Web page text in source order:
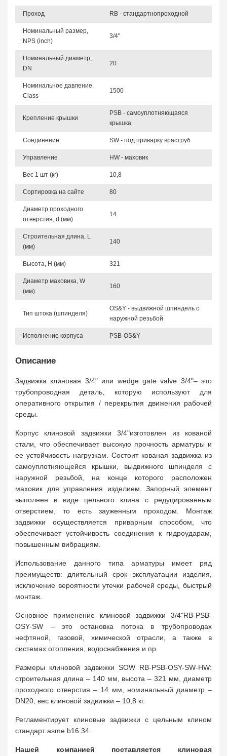
Проход RB - стандартнопроходной
Номинальный размер,
NPS (inch)
3/4"
Номинальный диаметр,
DN
20
Номинальное давление,
Class
1500
Крепление крышки
PSB - самоуплотняющаяся
крышка
Соединение SW - под приварку враструб
Управление HW - маховик
Вес 1 шт (кг) 10,8
Сортировка на сайте 80
Диаметр проходного
отверстия, d (мм)
14
Строительная длина, L
(мм)
140
Высота, Н (мм) 321
Диаметр маховика, W
(мм)
160
Тип штока (шпинделя)
OS&Y - выдвижной шпиндель с
наружной резьбой
Исполнение корпуса PSB-OS&Y
Описание
Задвижка клиновая 3/4" или wedge gate valve 3/4"– это
трубопроводная деталь, которую используют для
оперативного открытия / перекрытия движения рабочей
среды.
Корпус клиновой задвижки 3/4"изготовлен из кованой
стали, что обеспечивает высокую прочность арматуры и
ее устойчивость нагрузкам. Состоит кованая задвижка из
самоуплотняющейся крышки, выдвижного шпинделя с
наружной резьбой, на конце которого расположен
маховик для управления изделием. Запорный элемент
выполнен в виде цельного клина с редуцированным
отверстием, то есть зауженным проходом. Монтаж
задвижки осуществляется приварным способом, что
обеспечивает устойчивость соединения к гидроударам,
повышенным вибрациям.
Использование данного типа арматуры имеет ряд
преимуществ: длительный срок эксплуатации изделия,
исключение вероятности утечки рабочей среды, быстрый
монтаж.
Основное применение клиновой задвижки 3/4"RB-PSB-
OSY-SW – это остановка потока в трубопроводах
нефтяной, газовой, химической отрасли, а также в
системах отопления, водоснабжения и пр.
Размеры клиновой задвижки SOW RB-PSB-OSY-SW-HW:
строительная длина – 140 мм, высота – 321 мм, диаметр
проходного отверстия – 14 мм, номинальный диаметр –
DN20, вес клиновой задвижки – 10,8 кг.
Регламентирует клиновые задвижки с цельным клином
стандарт asme b16.34.
Нашей компанией поставляется клиновая